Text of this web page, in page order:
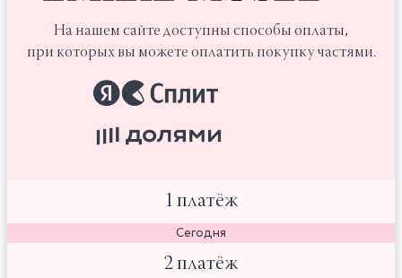
На нашем сайте доступны способы оплаты,
при которых вы можете оплатить покупку частями.
1 платёж
Сегодня
2 платёж